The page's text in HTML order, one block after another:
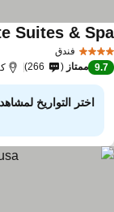
فندق
Suites &
9.7 ممتاز 266
اختر التواريخ